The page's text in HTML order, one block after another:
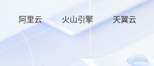
阿里云 火山引擎 天翼云